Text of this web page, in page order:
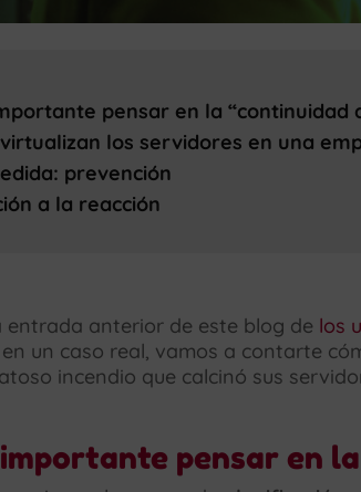
pensar en la “continuidad
los servidores en una
prevención
a la reacción
entrada anterior de este blog de los
un caso real, vamos a contarte
incendio que calcinó sus
pensar en